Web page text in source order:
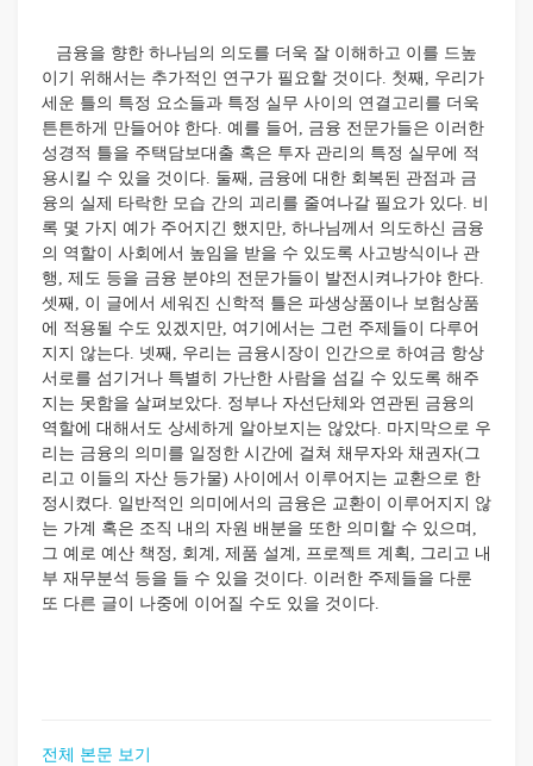
금융을 향한 하나님의 의도를 더욱 잘 이해하고 이를 드높
이기 위해서는 추가적인 연구가 필요할 것이다. 첫째, 우리가
세운 틀의 특정 요소들과 특정 실무 사이의 연결고리를 더욱
튼튼하게 만들어야 한다. 예를 들어, 금융 전문가들은 이러한
성경적 틀을 주택담보대출 혹은 투자 관리의 특정 실무에 적
용시킬 수 있을 것이다. 둘째, 금융에 대한 회복된 관점과 금
융의 실제 타락한 모습 간의 괴리를 줄여나갈 필요가 있다. 비
록 몇 가지 예가 주어지긴 했지만, 하나님께서 의도하신 금융
의 역할이 사회에서 높임을 받을 수 있도록 사고방식이나 관
행, 제도 등을 금융 분야의 전문가들이 발전시켜나가야 한다.
셋째, 이 글에서 세워진 신학적 틀은 파생상품이나 보험상품
에 적용될 수도 있겠지만, 여기에서는 그런 주제들이 다루어
지지 않는다. 넷째, 우리는 금융시장이 인간으로 하여금 항상
서로를 섬기거나 특별히 가난한 사람을 섬길 수 있도록 해주
지는 못함을 살펴보았다. 정부나 자선단체와 연관된 금융의
역할에 대해서도 상세하게 알아보지는 않았다. 마지막으로 우
리는 금융의 의미를 일정한 시간에 걸쳐 채무자와 채권자(그
리고 이들의 자산 등가물) 사이에서 이루어지는 교환으로 한
정시켰다. 일반적인 의미에서의 금융은 교환이 이루어지지 않
는 가계 혹은 조직 내의 자원 배분을 또한 의미할 수 있으며,
그 예로 예산 책정, 회계, 제품 설계, 프로젝트 계획, 그리고 내
부 재무분석 등을 들 수 있을 것이다. 이러한 주제들을 다룬
또 다른 글이 나중에 이어질 수도 있을 것이다.
전체 본문 보기